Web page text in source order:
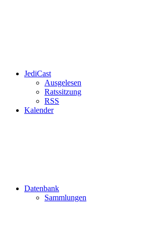
JediCast
Ausgelesen
Ratssitzung
RSS
Kalender
Datenbank
Sammlungen